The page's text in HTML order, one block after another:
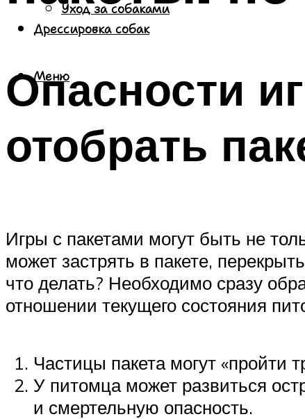
Уход за собаками
Дрессировка собак
Меню
Опасности
отобрать
Игры с пакетами могут быть не
может застрять в пакете,
что делать? Необходимо сразу
отношении текущего состояния
Частицы пакета могут «пройти
У питомца может развиться
и смертельную опасность.